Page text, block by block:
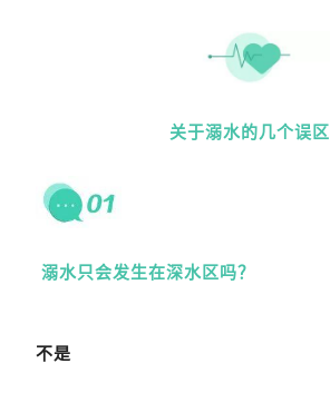
关于溺水的几个误区
溺水只会发生在深水区吗？
不是